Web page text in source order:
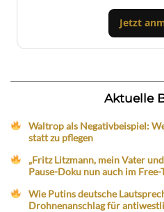
Jetzt
Aktuelle
Waltrop als Negativbeispiel:
statt zu pflegen
„Fritz Litzmann, mein Vater
Pause-Doku nun auch im Free-
Wie Putins deutsche
Drohnenanschlag für